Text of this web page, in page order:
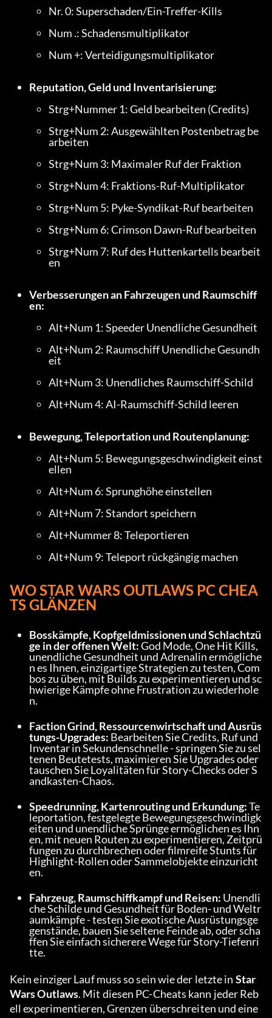
Nr. 0: Superschaden/Ein-Treffer-Kills
Num .: Schadensmultiplikator
Num +: Verteidigungsmultiplikator
Reputation, Geld und Inventarisierung:
Strg+Nummer 1: Geld bearbeiten (Credits)
Strg+Num 2: Ausgewählten Postenbetrag be
arbeiten
Strg+Num 3: Maximaler Ruf der Fraktion
Strg+Num 4: Fraktions-Ruf-Multiplikator
Strg+Num 5: Pyke-Syndikat-Ruf bearbeiten
Strg+Num 6: Crimson Dawn-Ruf bearbeiten
Strg+Num 7: Ruf des Huttenkartells bearbeit
en
Verbesserungen an Fahrzeugen und Raumschiff
en:
Alt+Num 1: Speeder Unendliche Gesundheit
Alt+Num 2: Raumschiff Unendliche Gesundh
eit
Alt+Num 3: Unendliches Raumschiff-Schild
Alt+Num 4: AI-Raumschiff-Schild leeren
Bewegung, Teleportation und Routenplanung:
Alt+Num 5: Bewegungsgeschwindigkeit einst
ellen
Alt+Num 6: Sprunghöhe einstellen
Alt+Num 7: Standort speichern
Alt+Nummer 8: Teleportieren
Alt+Num 9: Teleport rückgängig machen
WO STAR WARS OUTLAWS PC CHEA
TS GLÄNZEN
Bosskämpfe, Kopfgeldmissionen und Schlachtzü
ge in der offenen Welt: God Mode, One Hit Kills,
unendliche Gesundheit und Adrenalin ermögliche
n es Ihnen, einzigartige Strategien zu testen, Com
bos zu üben, mit Builds zu experimentieren und sc
hwierige Kämpfe ohne Frustration zu wiederhole
n.
Faction Grind, Ressourcenwirtschaft und Ausrüs
tungs-Upgrades: Bearbeiten Sie Credits, Ruf und
Inventar in Sekundenschnelle - springen Sie zu sel
tenen Beutetests, maximieren Sie Upgrades oder
tauschen Sie Loyalitäten für Story-Checks oder S
andkasten-Chaos.
Speedrunning, Kartenrouting und Erkundung: Te
leportation, festgelegte Bewegungsgeschwindigk
eiten und unendliche Sprünge ermöglichen es Ihn
en, mit neuen Routen zu experimentieren, Zeitprü
fungen zu durchbrechen oder filmreife Stunts für
Highlight-Rollen oder Sammelobjekte einzuricht
en.
Fahrzeug, Raumschiffkampf und Reisen: Unendli
che Schilde und Gesundheit für Boden- und Weltr
aumkämpfe - testen Sie exotische Ausrüstungsge
genstände, bauen Sie seltene Feinde ab, oder scha
ffen Sie einfach sicherere Wege für Story-Tiefenri
tte.
Kein einziger Lauf muss so sein wie der letzte in Star
Wars Outlaws. Mit diesen PC-Cheats kann jeder Reb
ell experimentieren, Grenzen überschreiten und eine